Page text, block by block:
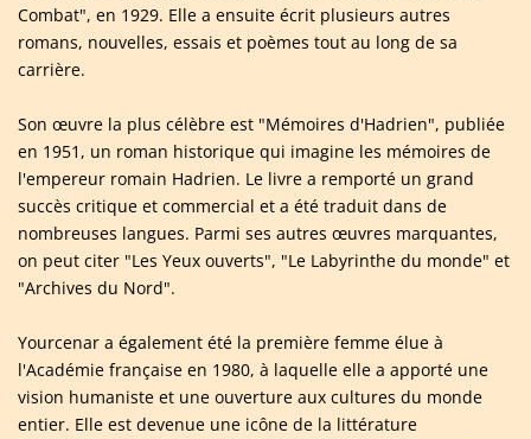
Combat", en 1929. Elle a ensuite écrit plusieurs autres
romans, nouvelles, essais et poèmes tout au long de sa
carrière.
Son œuvre la plus célèbre est "Mémoires d'Hadrien", publiée
en 1951, un roman historique qui imagine les mémoires de
l'empereur romain Hadrien. Le livre a remporté un grand
succès critique et commercial et a été traduit dans de
nombreuses langues. Parmi ses autres œuvres marquantes,
on peut citer "Les Yeux ouverts", "Le Labyrinthe du monde" et
"Archives du Nord".
Yourcenar a également été la première femme élue à
l'Académie française en 1980, à laquelle elle a apporté une
vision humaniste et une ouverture aux cultures du monde
entier. Elle est devenue une icône de la littérature